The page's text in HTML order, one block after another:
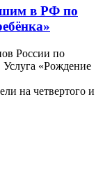
в РФ по
России по
«Рождение